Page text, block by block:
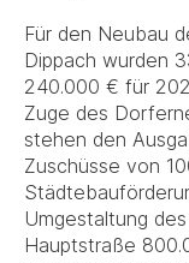
Für den Neubau
Dippach wurden
240.000 € für
Zuge des
stehen den
Zuschüsse von
Umgestaltung
Hauptstraße